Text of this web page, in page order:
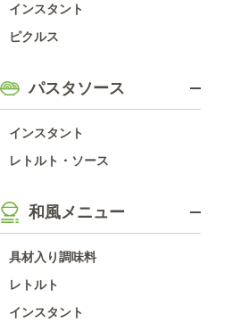
インスタント
ピクルス
パスタソース
インスタント
レトルト・ソース
和風メニュー
具材入り調味料
レトルト
インスタント